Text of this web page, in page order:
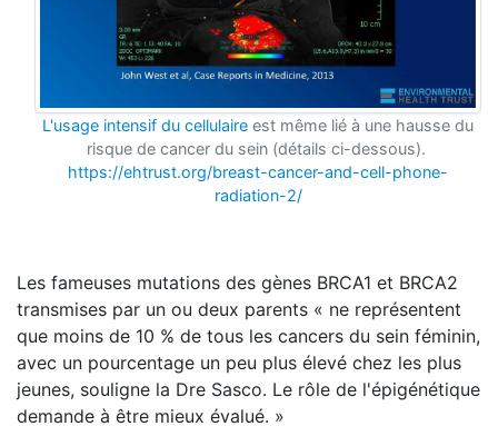
L'usage intensif du cellulaire est même lié à une hausse du
risque de cancer du sein (détails ci-dessous).
https://ehtrust.org/breast-cancer-and-cell-phone-
radiation-2/
Les fameuses mutations des gènes BRCA1 et BRCA2
transmises par un ou deux parents « ne représentent
que moins de 10 % de tous les cancers du sein féminin,
avec un pourcentage un peu plus élevé chez les plus
jeunes, souligne la Dre Sasco. Le rôle de l'épigénétique
demande à être mieux évalué. »